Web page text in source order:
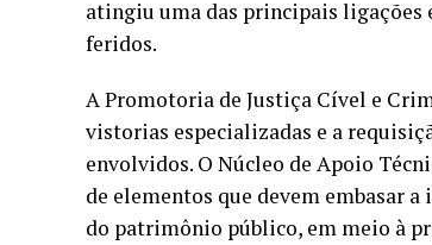
atingiu uma das principais ligações
feridos.
A Promotoria de Justiça Cível e
vistorias especializadas e a
envolvidos. O Núcleo de Apoio
de elementos que devem embasar
do patrimônio público, em meio à